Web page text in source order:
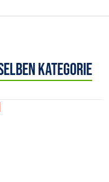
Kategorie